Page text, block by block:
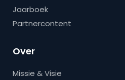
Jaarboek
Partnercontent
Over
Missie & Visie